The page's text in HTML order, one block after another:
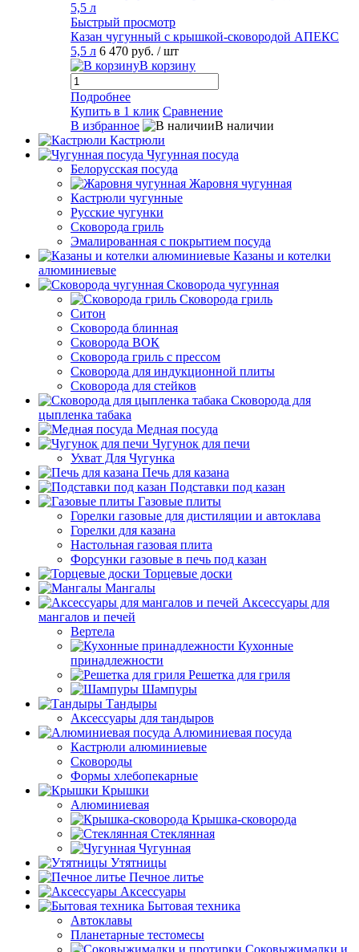
Быстрый просмотр
Казан чугунный с крышкой-сковородой АПЕКС
5,5 л 6 470 руб. / шт
В корзину
Подробнее
Купить в 1 клик Сравнение
В избранное
В наличии
Кастрюли
Чугунная посуда
Белорусская посуда
Жаровня чугунная
Кастрюли чугунные
Русские чугунки
Сковорода гриль
Эмалированная с покрытием посуда
Казаны и котелки
алюминиевые
Сковорода чугунная
Сковорода гриль
Ситон
Сковорода блинная
Сковорода ВОК
Сковорода гриль с прессом
Сковорода для индукционной плиты
Сковорода для стейков
Сковорода для
цыпленка табака
Медная посуда
Чугунок для печи
Ухват Для Чугунка
Печь для казана
Подставки под казан
Газовые плиты
Горелки газовые для дистиляции и автоклава
Горелки для казана
Настольная газовая плита
Форсунки газовые в печь под казан
Торцевые доски
Мангалы
Аксессуары для
мангалов и печей
Вертела
Кухонные
принадлежности
Решетка для гриля
Шампуры
Тандыры
Аксессуары для тандыров
Алюминиевая посуда
Кастрюли алюминиевые
Сковороды
Формы хлебопекарные
Крышки
Алюминиевая
Крышка-сковорода
Стеклянная
Чугунная
Утятницы
Печное литье
Аксессуары
Бытовая техника
Автоклавы
Планетарные тестомесы
Соковыжималки и